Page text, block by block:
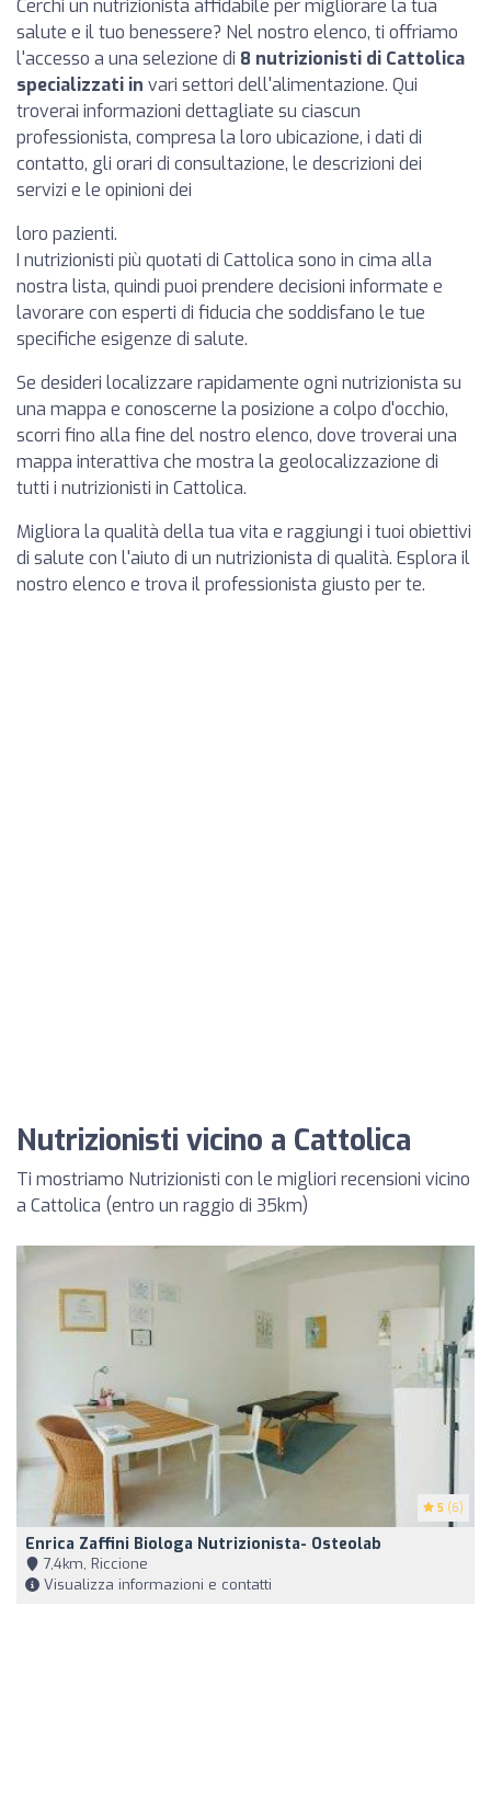
Cerchi un nutrizionista affidabile per migliorare la tua
salute e il tuo benessere? Nel nostro elenco, ti offriamo
l'accesso a una selezione di 8 nutrizionisti di Cattolica
specializzati in vari settori dell'alimentazione. Qui
troverai informazioni dettagliate su ciascun
professionista, compresa la loro ubicazione, i dati di
contatto, gli orari di consultazione, le descrizioni dei
servizi e le opinioni dei
loro pazienti.
I nutrizionisti più quotati di Cattolica sono in cima alla
nostra lista, quindi puoi prendere decisioni informate e
lavorare con esperti di fiducia che soddisfano le tue
specifiche esigenze di salute.
Se desideri localizzare rapidamente ogni nutrizionista su
una mappa e conoscerne la posizione a colpo d'occhio,
scorri fino alla fine del nostro elenco, dove troverai una
mappa interattiva che mostra la geolocalizzazione di
tutti i nutrizionisti in Cattolica.
Migliora la qualità della tua vita e raggiungi i tuoi obiettivi
di salute con l'aiuto di un nutrizionista di qualità. Esplora il
nostro elenco e trova il professionista giusto per te.
Nutrizionisti vicino a Cattolica
Ti mostriamo Nutrizionisti con le migliori recensioni vicino
a Cattolica (entro un raggio di 35km)
5 (6)
Enrica Zaffini Biologa Nutrizionista- Osteolab
7,4km, Riccione
Visualizza informazioni e contatti